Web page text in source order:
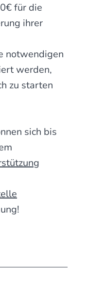
für die
ihrer
notwendigen
werden,
zu starten
sich bis